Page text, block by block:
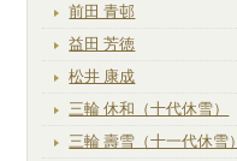
前田 青邨
益田 芳徳
松井 康成
三輪 休和（十代休雪）
三輪 壽雪（十一代休雪）